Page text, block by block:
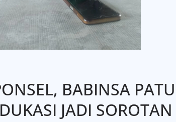
BABINSA
JADI SOROTAN